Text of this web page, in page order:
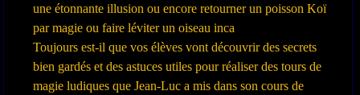
une étonnante illusion ou encore retourner un poisson Koï
par magie ou faire léviter un oiseau inca
Toujours est-il que vos élèves vont découvrir des secrets
bien gardés et des astuces utiles pour réaliser des tours de
magie ludiques que Jean-Luc a mis dans son cours de